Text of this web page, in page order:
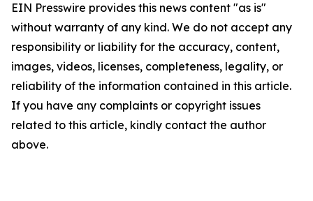
EIN Presswire provides this news content "as is"
without warranty of any kind. We do not accept any
responsibility or liability for the accuracy, content,
images, videos, licenses, completeness, legality, or
reliability of the information contained in this article.
If you have any complaints or copyright issues
related to this article, kindly contact the author
above.